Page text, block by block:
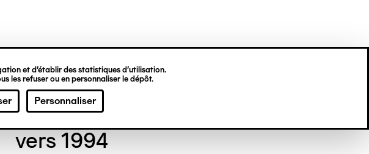
et d’établir des statistiques d’utilisation.
les refuser ou en personnaliser le dépôt.
Personnaliser
Jill GALLIÉNI
vers 1994